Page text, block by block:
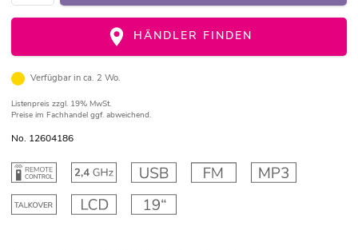
HÄNDLER FINDEN
Verfügbar in ca. 2 Wo.
Listenpreis zzgl. 19% MwSt.
Preise im Fachhandel ggf. abweichend.
No. 12604186